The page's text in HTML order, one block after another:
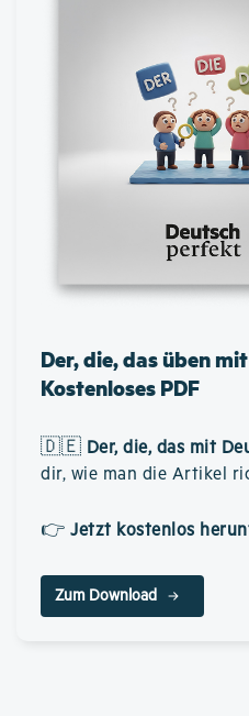
Der, die, das üben
Kostenloses PDF
🇩🇪 Der, die, das mit
dir, wie man die Artikel
👉 Jetzt kostenlos
Zum Download